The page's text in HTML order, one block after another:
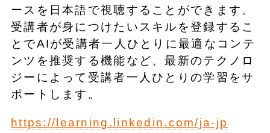
ースを日本語で視聴することができます。
受講者が身につけたいスキルを登録するこ
とでAIが受講者一人ひとりに最適なコンテ
ンツを推奨する機能など、最新のテクノロ
ジーによって受講者一人ひとりの学習をサ
ポートします。
https://learning.linkedin.com/ja-jp